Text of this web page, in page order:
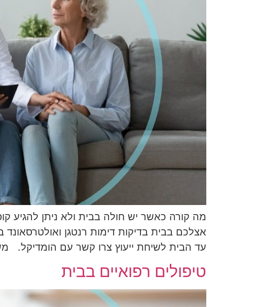
מה קורה כאשר יש חולה בבית ולא ניתן להגיע
אצלכם בבית בדיקות דימות רנטגן
עד הבית לשיחת ייעוץ צרו קשר עם הומדיקל.
טיפולים רפואיים בבית